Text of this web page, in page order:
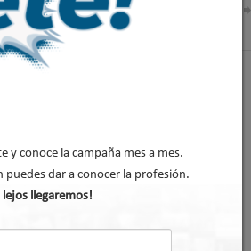
y conoce la campaña mes a mes.
puedes dar a conocer la profesión.
lejos llegaremos!